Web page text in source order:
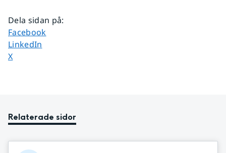
Dela sidan på:
Dela sidan på
Facebook
Dela sidan på
LinkedIn
Dela sidan på
X
Relaterade sidor